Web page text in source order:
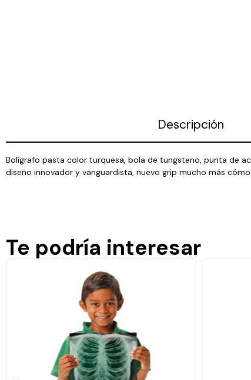
Descripción
Bolígrafo pasta color turquesa, bola de tungsteno, punta de
diseño innovador y vanguardista, nuevo grip mucho más
Te podría interesar